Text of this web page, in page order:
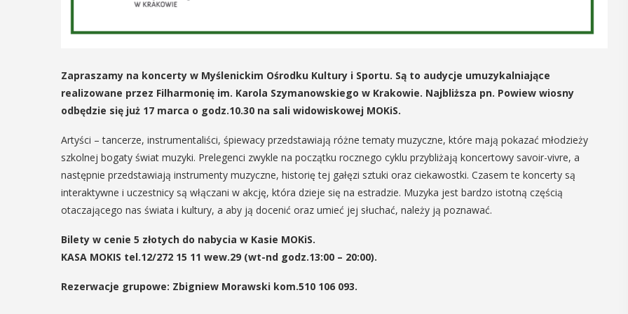
Zapraszamy na koncerty w Myślenickim Ośrodku Kultury i Sportu. Są to audycje umuzykalniające
realizowane przez Filharmonię im. Karola Szymanowskiego w Krakowie. Najbliższa pn. Powiew wiosny
odbędzie się już 17 marca o godz.10.30 na sali widowiskowej MOKiS.
Artyści – tancerze, instrumentaliści, śpiewacy przedstawiają różne tematy muzyczne, które mają pokazać młodzieży
szkolnej bogaty świat muzyki. Prelegenci zwykle na początku rocznego cyklu przybliżają koncertowy savoir-vivre, a
następnie przedstawiają instrumenty muzyczne, historię tej gałęzi sztuki oraz ciekawostki. Czasem te koncerty są
interaktywne i uczestnicy są włączani w akcję, która dzieje się na estradzie. Muzyka jest bardzo istotną częścią
otaczającego nas świata i kultury, a aby ją docenić oraz umieć jej słuchać, należy ją poznawać.
Bilety w cenie 5 złotych do nabycia w Kasie MOKiS.
KASA MOKIS tel.12/272 15 11 wew.29 (wt-nd godz.13:00 – 20:00).
Rezerwacje grupowe: Zbigniew Morawski kom.510 106 093.
z
Międzynarodowe
Spotkania z Folklorem
festiwalu jest Gmina
29
08:00 - 18:00
V Turniej
Myślimira.
Mieszczanie i
rzemieślnicy
W ostatni weekend wakacji, czyli 29-30
piąta edycja Turnieju Myślimira.
Wydarzenie organizowane przez
12
Seniorów w
Jaworniku
Podczas majowego spotkania seniorzy
będą mieli wyjątkową okazję
przygotować się na nadchodzące lato,